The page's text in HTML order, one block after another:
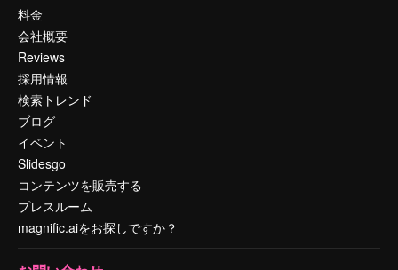
料金
会社概要
Reviews
採用情報
検索トレンド
ブログ
イベント
Slidesgo
コンテンツを販売する
プレスルーム
magnific.aiをお探しですか？